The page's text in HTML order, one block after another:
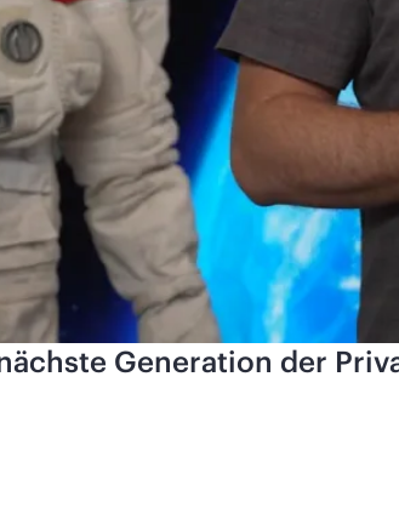
Generation der